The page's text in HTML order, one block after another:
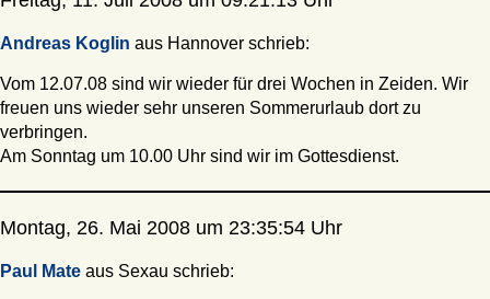
Andreas Koglin aus Hannover schrieb:
Vom 12.07.08 sind wir wieder für drei Wochen in Zeiden. Wir
freuen uns wieder sehr unseren Sommerurlaub dort zu
verbringen.
Am Sonntag um 10.00 Uhr sind wir im Gottesdienst.
Montag, 26. Mai 2008 um 23:35:54 Uhr
Paul Mate aus Sexau schrieb: